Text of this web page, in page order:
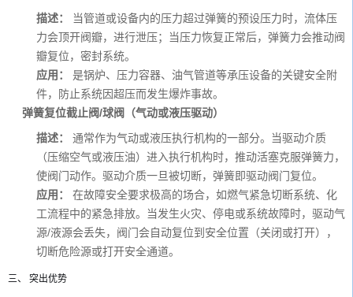
描述：
当管道或设备内的压力超过弹簧的预设压力时，流体压
力会顶开阀瓣，进行泄压；当压力恢复正常后，弹簧力会推动阀
瓣复位，密封系统。
应用：
是锅炉、压力容器、油气管道等承压设备的关键安全附
件，防止系统因超压而发生爆炸事故。
弹簧复位截止阀/球阀（气动或液压驱动）
描述：
通常作为气动或液压执行机构的一部分。当驱动介质
（压缩空气或液压油）进入执行机构时，推动活塞克服弹簧力，
使阀门动作。驱动介质一旦被切断，弹簧即驱动阀门复位。
应用：
在故障安全要求极高的场合，如燃气紧急切断系统、化
工流程中的紧急排放。当发生火灾、停电或系统故障时，驱动气
源/液源会丢失，阀门会自动复位到安全位置（关闭或打开），
切断危险源或打开安全通道。
三、 突出优势